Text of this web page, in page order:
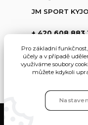
JM SPORT
+ 420 608 883
Pro základní
účely a v případě
využíváme soubory
můžete kdykoli